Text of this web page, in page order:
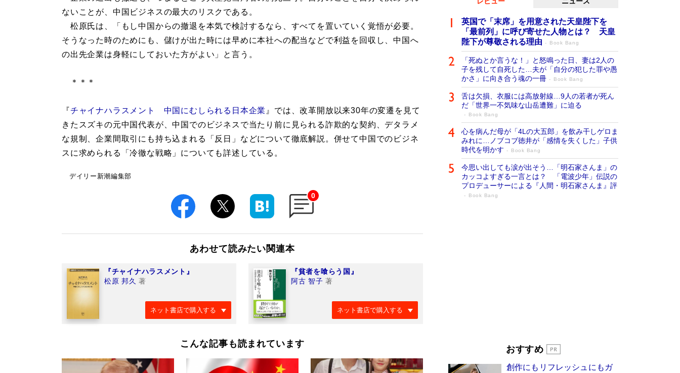
ないことが、中国ビジネスの最大のリスクである。
松原氏は、「もし中国からの撤退を本気で検討するなら、すべてを置いていく覚悟が必要。
そうなった時のためにも、儲けが出た時には早めに本社への配当などで利益を回収し、中国へ
の出先企業は身軽にしておいた方がよい」と言う。
＊＊＊
『チャイナハラスメント 中国にむしられる日本企業 』では、改革開放以来30年の変遷を見て
きたスズキの元中国代表が、中国でのビジネスで当たり前に見られる詐欺的な契約、デタラメ
な規制、企業間取引にも持ち込まれる「反日」などについて徹底解説。併せて中国でのビジネ
スに求められる「冷徹な戦略」についても詳述している。
デイリー新潮編集部
0
あわせて読みたい関連本
『チャイナハラスメント』
松原 邦久 著
ネット書店で購入する
『貧者を喰らう国』
阿古 智子 著
ネット書店で購入する
こんな記事も読まれています
英国で「末席」を用意された天皇陛下を
「最前列」に呼び寄せた人物とは？ 天皇
陛下が尊敬される理由
Book Bang
「死ぬとか言うな！」と怒鳴った日、妻は2人の
子を残して自死した…夫が「自分の犯した罪や愚
かさ」に向き合う魂の一冊
Book Bang
舌は欠損、衣服には高放射線…9人の若者が死ん
だ「世界一不気味な山岳遭難」に迫る
Book Bang
心を病んだ母が「4Lの大五郎」を飲み干しゲロま
みれに…ノブコブ徳井が「感情を失くした」子供
時代を明かす
Book Bang
今思い出しても涙が出そう…「明石家さんま」の
カッコよすぎる一言とは？ 「電波少年」伝説の
プロデューサーによる『人間・明石家さんま』評
Book Bang
開発への関心を押し上げた18年の物語に幕 特装
Book Bang
おすすめ
創作にもリフレッシュにもガ